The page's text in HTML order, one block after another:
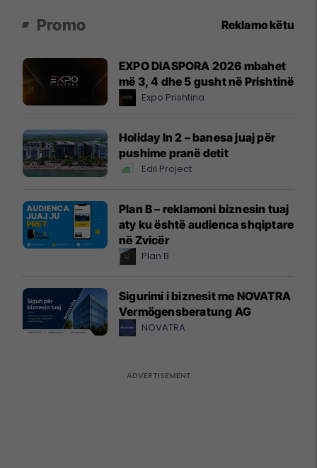
Promo Reklamo këtu
EXPO DIASPORA 2026 mbahet
më 3, 4 dhe 5 gusht në Prishtinë
Expo Prishtina
Holiday In 2 – banesa juaj për
pushime pranë detit
Edil Project
Plan B – reklamoni biznesin tuaj
aty ku është audienca shqiptare
në Zvicër
Plan B
Sigurimi i biznesit me NOVATRA
Vermögensberatung AG
NOVATRA